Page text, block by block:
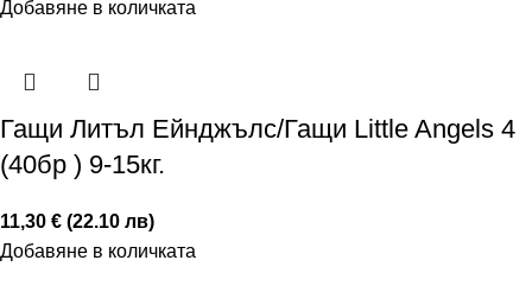
Добавяне в количката
Гащи Литъл Ейнджълс/Гащи Little Angels 4
(40бр ) 9-15кг.
11,30 € (22.10 лв)
Добавяне в количката